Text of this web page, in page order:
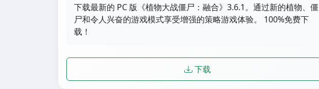
下载最新的 PC 版《植物大战僵尸：融合》3.6.1。通过新的植物、僵
尸和令人兴奋的游戏模式享受增强的策略游戏体验。 100%免费下
载！
下载